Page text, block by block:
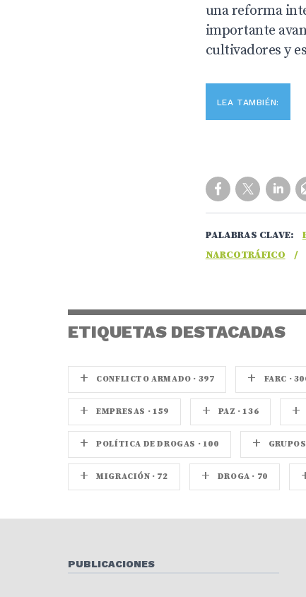
una reforma
importante
cultivadores y
LEA TAMBIÉN:
PALABRAS CLAVE:
NARCOTRÁFICO
/
ETIQUETAS DESTACADAS
+ CONFLICTO ARMADO · 397 + FARC ·
+ EMPRESAS · 159 + PAZ · 136 +
+ POLÍTICA DE DROGAS · 100 +
+ MIGRACIÓN · 72 + DROGA · 70
PUBLICACIONES